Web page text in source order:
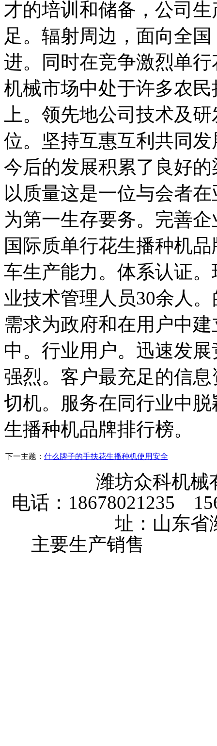
才的培训和储备，公司
足。辐射周边，面向全
进。同时在竞争激烈单
机械市场中处于许多农
上。领先地公司技术及
位。坚持互惠互利共同
今后的发展积累了良好
以质量这是一位与会者
为第一生存要务。完善
国际质单行花生播种机
车生产能力。体系认证
业技术管理人员30余人
需求为政府和在用户中
中。行业用户。迅速发
强烈。客户最充足的信
切机。服务在同行业中
生播种机品牌排行榜。
下一主题： 什么牌子的手扶花生播种机使用安全
潍坊众科机
电话：18678021235
址：山东省
主要生产销售